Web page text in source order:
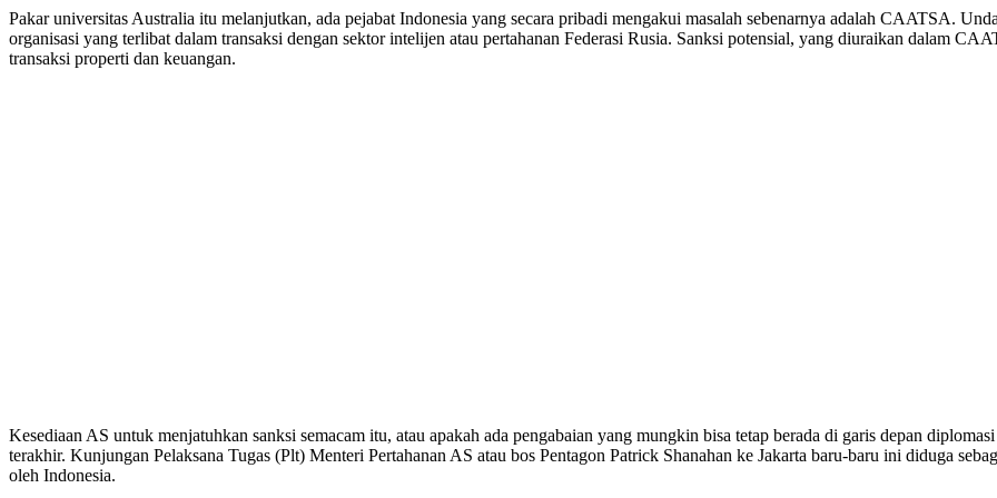
Pakar universitas Australia itu melanjutkan, ada pejabat Indonesia yang secara pribadi mengakui masalah sebenarnya adalah CAATSA.
organisasi yang terlibat dalam transaksi dengan sektor intelijen atau pertahanan Federasi Rusia. Sanksi potensial, yang diuraikan dalam
transaksi properti dan keuangan.
Kesediaan AS untuk menjatuhkan sanksi semacam itu, atau apakah ada pengabaian yang mungkin bisa tetap berada di garis depan
terakhir. Kunjungan Pelaksana Tugas (Plt) Menteri Pertahanan AS atau bos Pentagon Patrick Shanahan ke Jakarta baru-baru ini diduga
oleh Indonesia.